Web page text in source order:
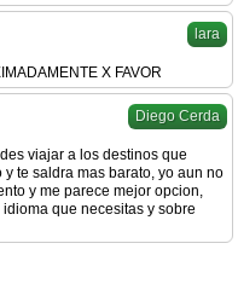
lara
X FAVOR
Diego Cerda
viajar a los destinos que
te saldra mas barato, yo aun no
y me parece mejor opcion,
idioma que necesitas y sobre